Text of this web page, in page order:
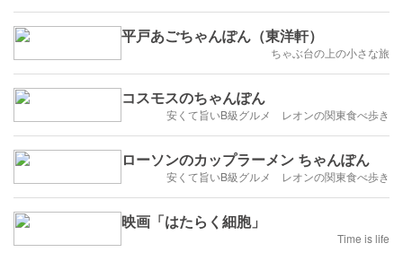
平戸あごちゃんぽん（東洋軒）
ちゃぶ台の上の小さな旅
コスモスのちゃんぽん
安くて旨いB級グルメ レオンの関東食べ歩き
ローソンのカップラーメン ちゃんぽん
安くて旨いB級グルメ レオンの関東食べ歩き
映画「はたらく細胞」
Time is life